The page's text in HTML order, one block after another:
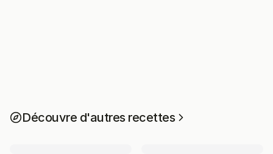
Découvre d'autres recettes